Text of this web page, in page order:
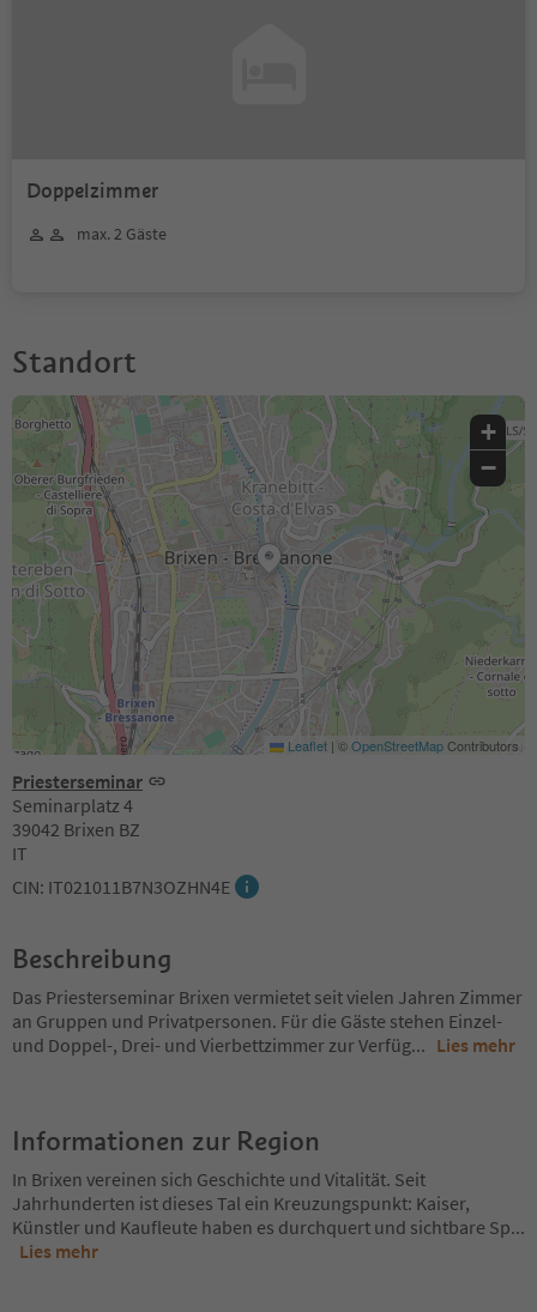
Doppelzimmer
max. 2 Gäste
Standort
Priesterseminar
Seminarplatz 4
39042 Brixen BZ
IT
CIN: IT021011B7N3OZHN4E
+
−
Leaflet | ©OpenStreetMapContributors
Beschreibung
Das Priesterseminar Brixen vermietet seit vielen Jahren Zimmer
an Gruppen und Privatpersonen. Für die Gäste stehen Einzel-
und Doppel-, Drei- und Vierbettzimmer zur Verfüg... Lies mehr
Informationen zur Region
In Brixen vereinen sich Geschichte und Vitalität. Seit
Jahrhunderten ist dieses Tal ein Kreuzungspunkt: Kaiser,
Künstler und Kaufleute haben es durchquert und sichtbare Sp...
Lies mehr